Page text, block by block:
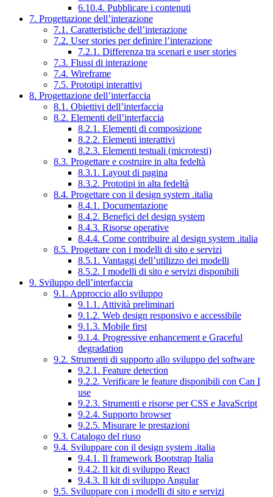
6.10.4. Pubblicare i contenuti
7. Progettazione dell’interazione
7.1. Caratteristiche dell’interazione
7.2. User stories per definire l’interazione
7.2.1. Differenza tra scenari e user stories
7.3. Flussi di interazione
7.4. Wireframe
7.5. Prototipi interattivi
8. Progettazione dell’interfaccia
8.1. Obiettivi dell’interfaccia
8.2. Elementi dell’interfaccia
8.2.1. Elementi di composizione
8.2.2. Elementi interattivi
8.2.3. Elementi testuali (microtesti)
8.3. Progettare e costruire in alta fedeltà
8.3.1. Layout di pagina
8.3.2. Prototipi in alta fedeltà
8.4. Progettare con il design system .italia
8.4.1. Documentazione
8.4.2. Benefici del design system
8.4.3. Risorse operative
8.4.4. Come contribuire al design system .italia
8.5. Progettare con i modelli di sito e servizi
8.5.1. Vantaggi dell’utilizzo dei modelli
8.5.2. I modelli di sito e servizi disponibili
9. Sviluppo dell’interfaccia
9.1. Approccio allo sviluppo
9.1.1. Attività preliminari
9.1.2. Web design responsivo e accessibile
9.1.3. Mobile first
9.1.4. Progressive enhancement e Graceful
degradation
9.2. Strumenti di supporto allo sviluppo del software
9.2.1. Feature detection
9.2.2. Verificare le feature disponibili con Can I
use
9.2.3. Strumenti e risorse per CSS e JavaScript
9.2.4. Supporto browser
9.2.5. Misurare le prestazioni
9.3. Catalogo del riuso
9.4. Sviluppare con il design system .italia
9.4.1. Il framework Bootstrap Italia
9.4.2. Il kit di sviluppo React
9.4.3. Il kit di sviluppo Angular
9.5. Sviluppare con i modelli di sito e servizi